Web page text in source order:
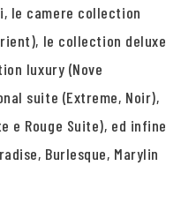
le camere collection
le collection deluxe
luxury (Nove
suite (Extreme, Noir),
e Rouge Suite), ed infine
Burlesque, Marylin